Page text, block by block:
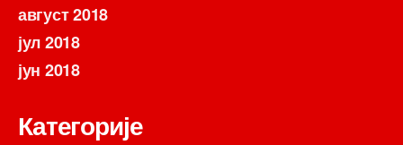
август 2018
јул 2018
јун 2018
Категорије